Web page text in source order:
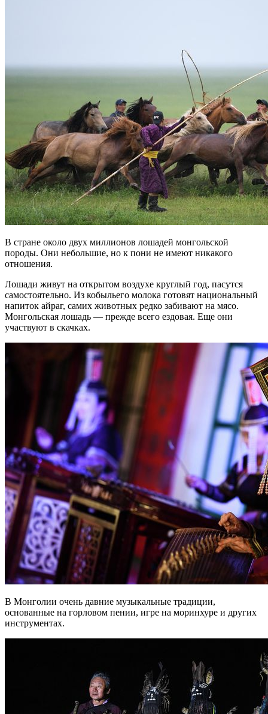
В стране около двух миллионов лошадей монгольской
породы. Они небольшие, но к пони не имеют никакого
отношения.
Лошади живут на открытом воздухе круглый год, пасутся
самостоятельно. Из кобыльего молока готовят национальный
напиток айраг, самих животных редко забивают на мясо.
Монгольская лошадь — прежде всего ездовая. Еще они
участвуют в скачках.
В Монголии очень давние музыкальные традиции,
основанные на горловом пении, игре на моринхуре и других
инструментах.